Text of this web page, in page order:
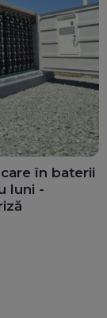
în baterii
luni -